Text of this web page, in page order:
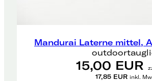
Mandurai Laterne mittel,
15,00 EUR
17,85 EUR inkl.